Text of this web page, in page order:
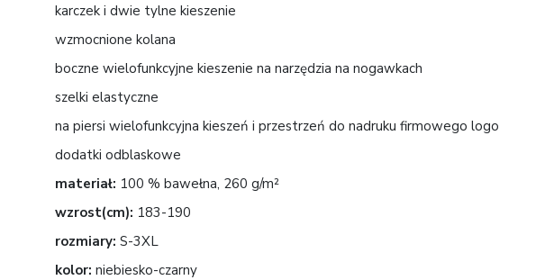
karczek i dwie tylne kieszenie
wzmocnione kolana
boczne wielofunkcyjne kieszenie na narzędzia na nogawkach
szelki elastyczne
na piersi wielofunkcyjna kieszeń i przestrzeń do nadruku firmowego logo
dodatki odblaskowe
materiał: 100 % bawełna, 260 g/m²
wzrost(cm): 183-190
rozmiary: S-3XL
kolor: niebiesko-czarny